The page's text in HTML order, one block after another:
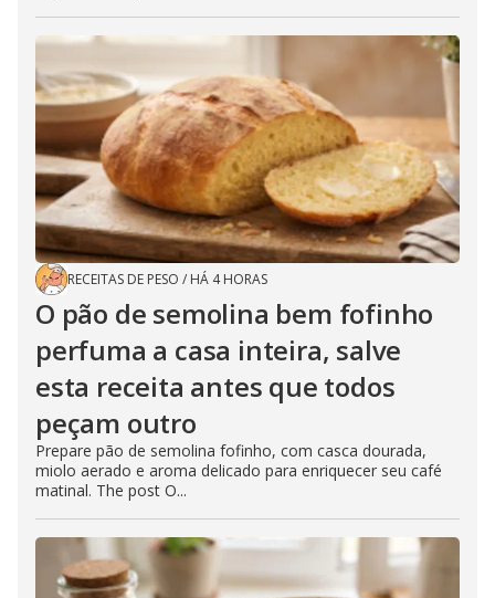
RECEITAS DE PESO / HÁ 4 HORAS
O pão de semolina bem fofinho
perfuma a casa inteira, salve
esta receita antes que todos
peçam outro
Prepare pão de semolina fofinho, com casca dourada,
miolo aerado e aroma delicado para enriquecer seu café
matinal. The post O...